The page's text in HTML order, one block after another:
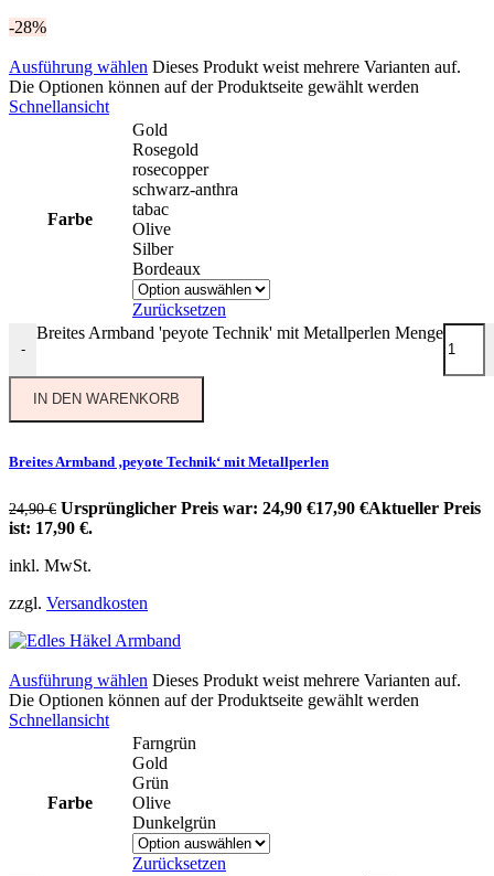
-28%
Ausführung wählen Dieses Produkt weist mehrere Varianten auf.
Die Optionen können auf der Produktseite gewählt werden
Schnellansicht
Farbe
Gold
Rosegold
rosecopper
schwarz-anthra
tabac
Olive
Silber
Bordeaux
Zurücksetzen
-
Breites Armband 'peyote Technik' mit Metallperlen Menge
IN DEN WARENKORB
Breites Armband ‚peyote Technik‘ mit Metallperlen
24,90€ Ursprünglicher Preis war: 24,90 €17,90 €Aktueller Preis
ist: 17,90 €.
inkl. MwSt.
zzgl. Versandkosten
Ausführung wählen Dieses Produkt weist mehrere Varianten auf.
Die Optionen können auf der Produktseite gewählt werden
Schnellansicht
Farbe
Farngrün
Gold
Grün
Olive
Dunkelgrün
Zurücksetzen